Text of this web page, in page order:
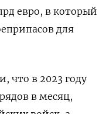
евро, в который
для
что в 2023 году
в месяц,